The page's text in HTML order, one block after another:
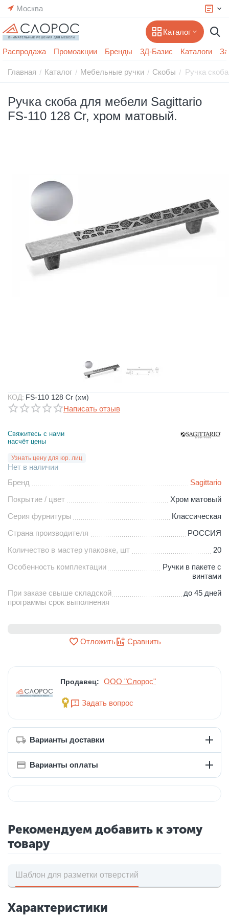
Москва
Каталог
Распродажа Промоакции Бренды 3Д-Базис Каталоги
Главная / Каталог / Мебельные ручки / Скобы / Ручка
Ручка скоба для мебели Sagittario
FS-110 128 Cr, хром матовый.
КОД: FS-110 128 Cr (хм)
Написать отзыв
Свяжитесь с нами
насчёт цены
Узнать цену для юр. лиц
Нет в наличии
Бренд
Sagittario
Покрытие / цвет
Хром матовый
Серия фурнитуры
Классическая
Страна производителя
РОССИЯ
Количество в мастер упаковке, шт
20
Особенность комплектации
Ручки в пакете с
винтами
При заказе свыше складской
программы срок выполнения
до 45 дней
Отложить Сравнить
Продавец: ООО "Слорос"
Задать вопрос
Варианты доставки
Варианты оплаты
Рекомендуем добавить к этому
товару
Шаблон для разметки отверстий
Характеристики